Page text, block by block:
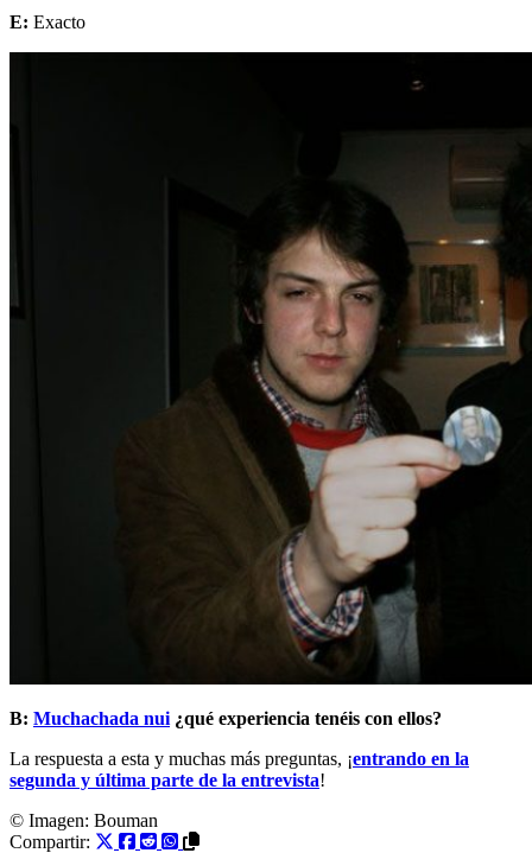
E: Exacto
B: Muchachada nui ¿qué experiencia tenéis con ellos?
La respuesta a esta y muchas más preguntas, ¡entrando en la
segunda y última parte de la entrevista!
© Imagen: Bouman
Compartir: